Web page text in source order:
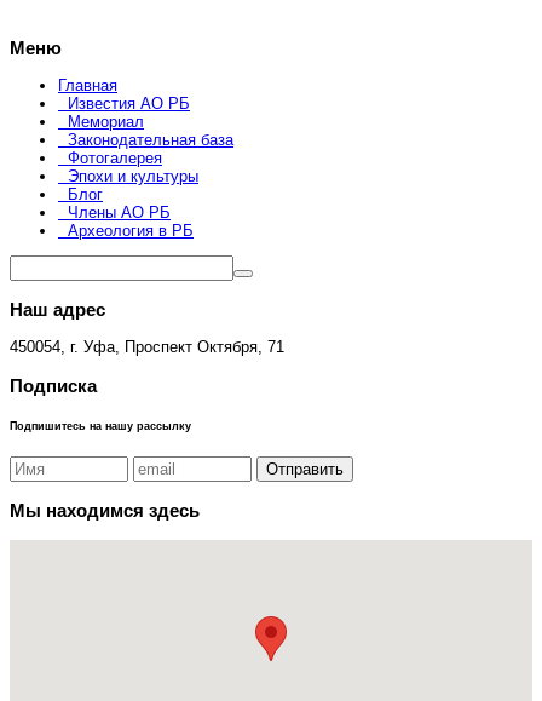
Меню
Главная
Известия АО РБ
Мемориал
Законодательная база
Фотогалерея
Эпохи и культуры
Блог
Члены АО РБ
Археология в РБ
Наш адрес
450054, г. Уфа, Проспект Октября, 71
Подписка
Подпишитесь на нашу рассылку
Мы находимся здесь